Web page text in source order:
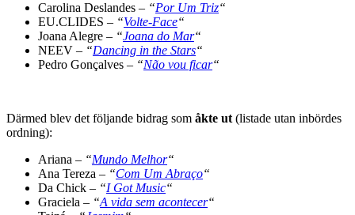
Carolina Deslandes – “Por Um Triz“
EU.CLIDES – “Volte-Face“
Joana Alegre – “Joana do Mar“
NEEV – “Dancing in the Stars“
Pedro Gonçalves – “Não vou ficar“
Därmed blev det följande bidrag som åkte ut (listade utan inbördes
ordning):
Ariana – “Mundo Melhor“
Ana Tereza – “Com Um Abraço“
Da Chick – “I Got Music“
Graciela – “A vida sem acontecer“